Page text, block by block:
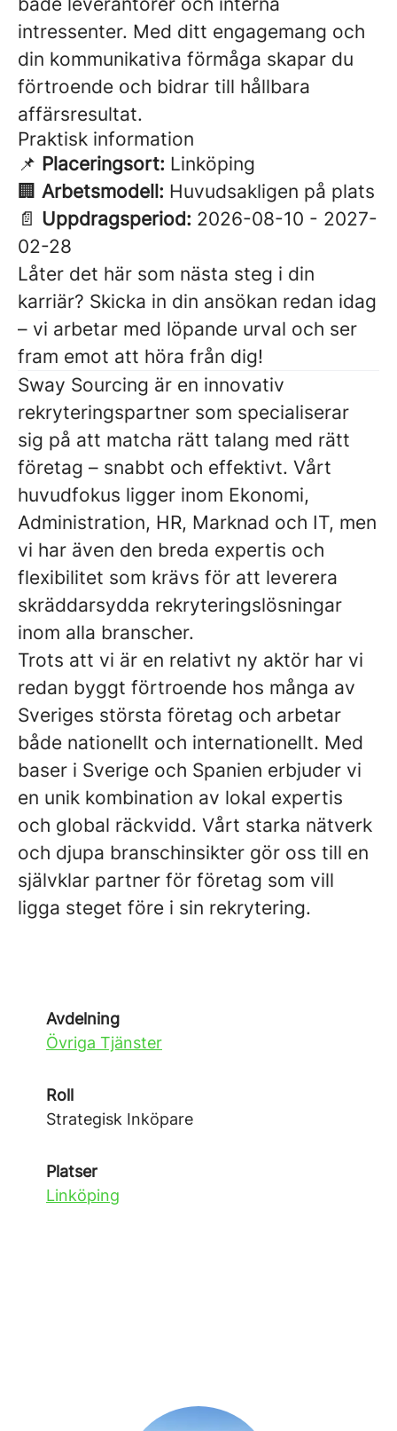
intressenter. Med ditt engagemang och
din kommunikativa förmåga skapar du
förtroende och bidrar till hållbara
affärsresultat.
Praktisk information
📌 Placeringsort: Linköping
🏢 Arbetsmodell: Huvudsakligen på plats
📄 Uppdragsperiod: 2026-08-10 - 2027-
02-28
Låter det här som nästa steg i din
karriär? Skicka in din ansökan redan idag
– vi arbetar med löpande urval och ser
fram emot att höra från dig!
Sway Sourcing är en innovativ
rekryteringspartner som specialiserar
sig på att matcha rätt talang med rätt
företag – snabbt och effektivt. Vårt
huvudfokus ligger inom Ekonomi,
Administration, HR, Marknad och IT, men
vi har även den breda expertis och
flexibilitet som krävs för att leverera
skräddarsydda rekryteringslösningar
inom alla branscher.
Trots att vi är en relativt ny aktör har vi
redan byggt förtroende hos många av
Sveriges största företag och arbetar
både nationellt och internationellt. Med
baser i Sverige och Spanien erbjuder vi
en unik kombination av lokal expertis
och global räckvidd. Vårt starka nätverk
och djupa branschinsikter gör oss till en
självklar partner för företag som vill
ligga steget före i sin rekrytering.
Avdelning
Övriga Tjänster
Roll
Strategisk Inköpare
Platser
Linköping